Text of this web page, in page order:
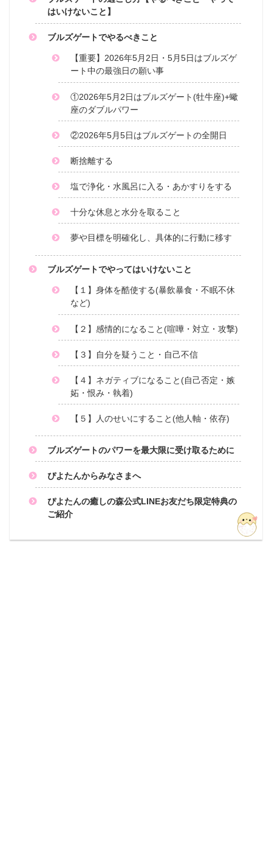
はいけないこと】
ブルズゲートでやるべきこと
【重要】2026年5月2日・5月5日はブルズゲ
ート中の最強日の願い事
①2026年5月2日はブルズゲート(牡牛座)+蠍
座のダブルパワー
②2026年5月5日はブルズゲートの全開日
断捨離する
塩で浄化・水風呂に入る・あかすりをする
十分な休息と水分を取ること
夢や目標を明確化し、具体的に行動に移す
ブルズゲートでやってはいけないこと
【１】身体を酷使する(暴飲暴食・不眠不休
など)
【２】感情的になること(喧嘩・対立・攻撃)
【３】自分を疑うこと・自己不信
【４】ネガティブになること(自己否定・嫉
妬・恨み・執着)
【５】人のせいにすること(他人軸・依存)
ブルズゲートのパワーを最大限に受け取るために
ぴよたんからみなさまへ
ぴよたんの癒しの森公式LINEお友だち限定特典の
ご紹介